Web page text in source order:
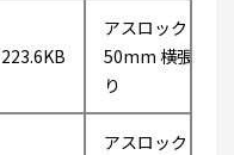
223.6KB
アスロック
50mm 横張
り
アスロック